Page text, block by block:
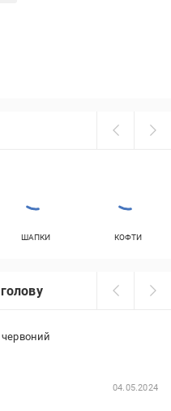
ШАПКИ КОФТИ
червоний
04.05.2024